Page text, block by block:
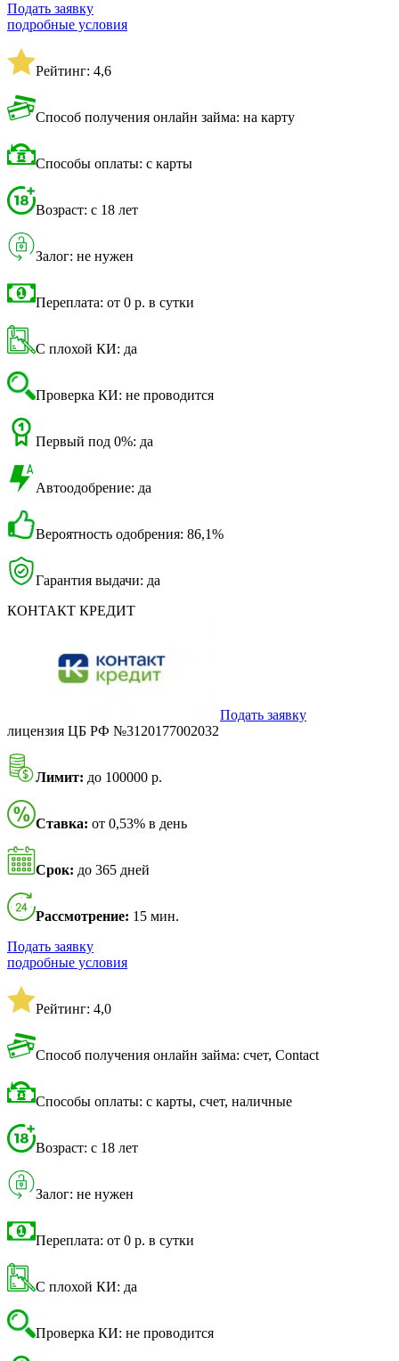
Подать заявку
подробные условия
Рейтинг: 4,6
Способ получения онлайн займа: на карту
Способы оплаты: с карты
Возраст: с 18 лет
Залог: не нужен
Переплата: от 0 р. в сутки
С плохой КИ: да
Проверка КИ: не проводится
Первый под 0%: да
Автоодобрение: да
Вероятность одобрения: 86,1%
Гарантия выдачи: да
КОНТАКТ КРЕДИТ
Подать заявку
лицензия ЦБ РФ №3120177002032
Лимит: до 100000 р.
Ставка: от 0,53% в день
Срок: до 365 дней
Рассмотрение: 15 мин.
Подать заявку
подробные условия
Рейтинг: 4,0
Способ получения онлайн займа: счет, Contact
Способы оплаты: с карты, счет, наличные
Возраст: с 18 лет
Залог: не нужен
Переплата: от 0 р. в сутки
С плохой КИ: да
Проверка КИ: не проводится